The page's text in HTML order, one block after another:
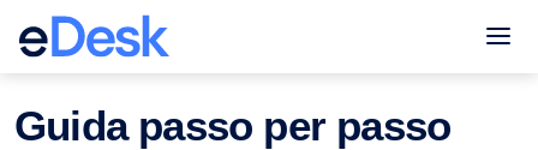
eCommerce Support Central Risorse
Guida passo per passo